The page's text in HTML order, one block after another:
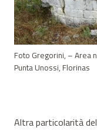
Foto Gregorini, – Area
Punta Unossi, Florinas
Altra particolarità